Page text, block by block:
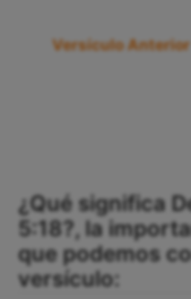
Versículo Anterior
¿Qué significa
5:18?, la
que podemos
versículo: